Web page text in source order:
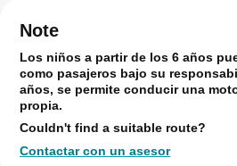
Note
Los niños a partir de los 6 años
como pasajeros bajo su
años, se permite conducir una
propia.
Couldn't find a suitable route?
Contactar con un asesor